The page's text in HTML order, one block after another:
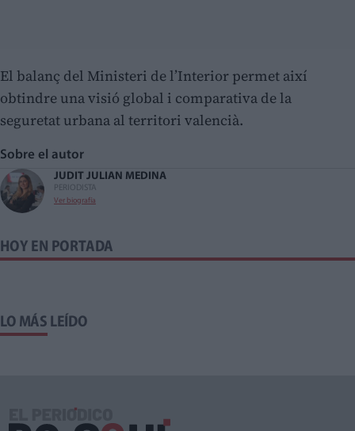
El balanç del Ministeri de l’Interior permet així
obtindre una visió global i comparativa de la
seguretat urbana al territori valencià.
Sobre el autor
JUDIT JULIAN MEDINA
PERIODISTA
Ver biografía
HOY EN PORTADA
LO MÁS LEÍDO